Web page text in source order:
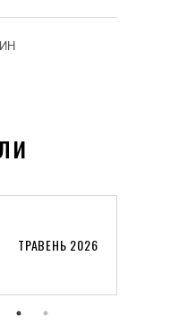
ТРАВЕНЬ 2026